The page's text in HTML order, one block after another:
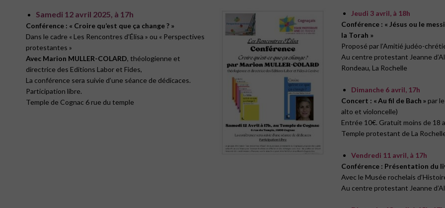
Samedi 12 avril 2025, à 17h
Conférence : « Croire qu’est que ça change ? »
Dans le cadre « Les Rencontres d’Élisa » ou « Perspectives
protestantes »
Avec Marion MULLER-COLARD, théologienne et
directrice des Editions Labor et Fides,
La conférence sera suivie d’une séance de dédicaces.
Participation libre.
Temple de Cognac 6 rue du temple
Jeudi 3 avril, à 18h
Conférence : « Jésus ou le
la Torah »
Proposé par l’Amitié judéo-
Au centre protestant Jeanne
Rondeau, La Rochelle
Dimanche 6 avril, 17h
Concert : « Au fil de Bach » par
alto et violon­celle)
Entrée 10€. Gratuit moins de 18
Temple protestant de La
Vendredi 11 avril, à 17h
Conférence : Présentation du
Avec le Musée rochelais
Au centre protestant Jeanne